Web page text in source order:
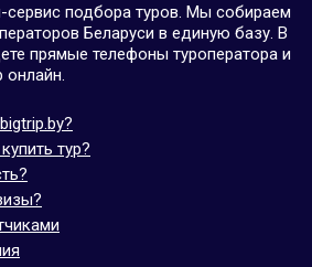
сервис подбора туров. Мы собираем
Беларуси в единую базу. В
прямые телефоны туроператора и
онлайн.
тур?